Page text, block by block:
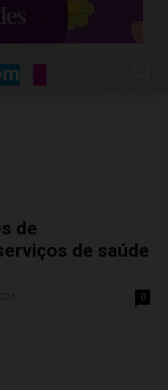
de
de saúde
0